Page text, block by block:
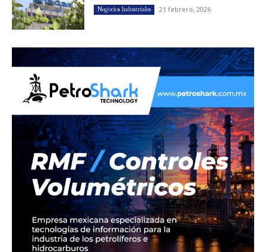
Negocios Industriales 21 febrero, 2026